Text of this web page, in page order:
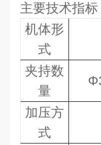
主要技术指标
机体形
式
夹持数
量
Φ
加压方
式